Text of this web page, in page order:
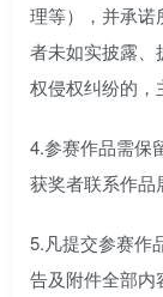
理等），并承诺
者未如实披露、
权侵权纠纷的，
4.参赛作品需保
获奖者联系作品
5.凡提交参赛作
告及附件全部内